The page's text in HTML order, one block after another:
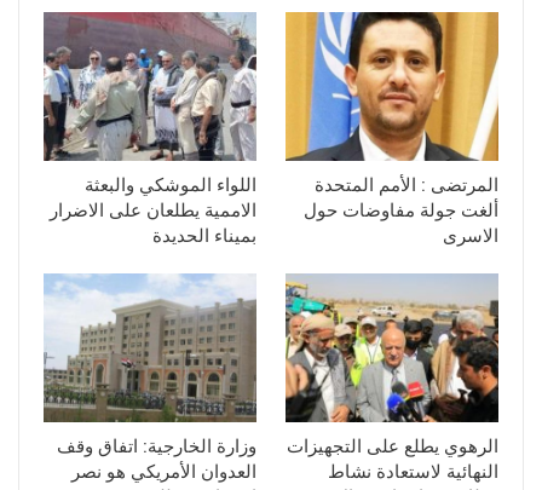
المرتضى : الأمم المتحدة
ألغت جولة مفاوضات حول
الاسرى
اللواء الموشكي والبعثة
الاممية يطلعان على الاضرار
بميناء الحديدة
الرهوي يطلع على التجهيزات
النهائية لاستعادة نشاط
وزارة الخارجية: اتفاق وقف
العدوان الأمريكي هو نصر